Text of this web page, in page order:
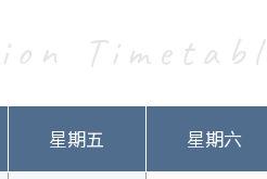
星期五 星期六